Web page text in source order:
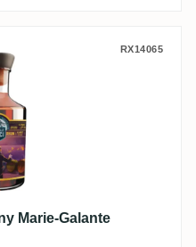
Marie-RX14065
Marie-Galante